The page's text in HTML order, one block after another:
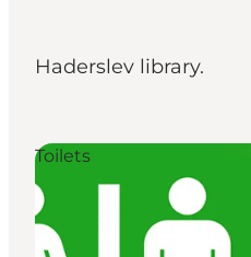
Plan je reis
Haderslev library.
Toilets